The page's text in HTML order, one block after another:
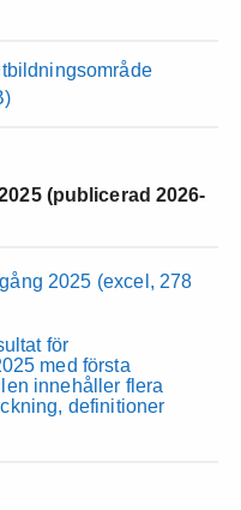
(publicerad 2026-
2025 (excel, 278
för
med första
innehåller flera
definitioner